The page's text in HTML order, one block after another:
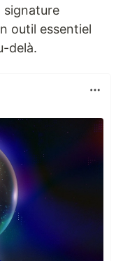
signature
outil essentiel
delà.